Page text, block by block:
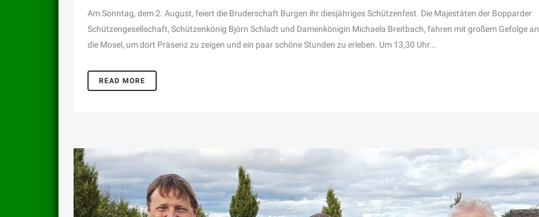
Am Sonntag, dem 2. August, feiert die Bruderschaft Burgen ihr diesjähriges Schützenfest. Die Majestäten der Bopparder
Schützengesellschaft, Schützenkönig Björn Schladt und Damenkönigin Michaela Breitbach, fahren mit großem Gefolge an
die Mosel, um dort Präsenz zu zeigen und ein paar schöne Stunden zu erleben. Um 13,30 Uhr...
READ MORE